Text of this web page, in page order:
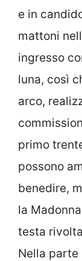
e in
mattoni
ingresso
luna, così
arco,
primo
possono
benedire,
la
testa
Nella